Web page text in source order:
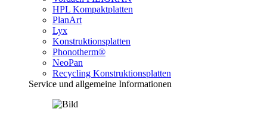
HPL Kompaktplatten
PlanArt
Lyx
Konstruktionsplatten
Phonotherm®
NeoPan
Recycling Konstruktionsplatten
Service und allgemeine Informationen